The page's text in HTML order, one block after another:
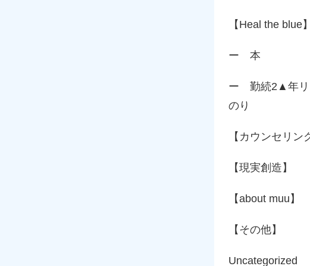
【Heal the blue】
ー 本
ー 勤続2▲年リ
のり
【カウンセリン
【現実創造】
【about muu】
【その他】
Uncategorized